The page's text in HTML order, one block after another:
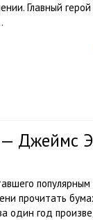
Главный
— Джеймс
прочитать
один год